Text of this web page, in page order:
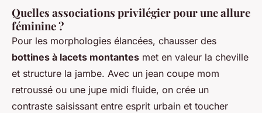
Quelles associations privilégier pour une allure
féminine ?
Pour les morphologies élancées, chausser des
bottines à lacets montantes met en valeur la cheville
et structure la jambe. Avec un jean coupe mom
retroussé ou une jupe midi fluide, on crée un
contraste saisissant entre esprit urbain et toucher